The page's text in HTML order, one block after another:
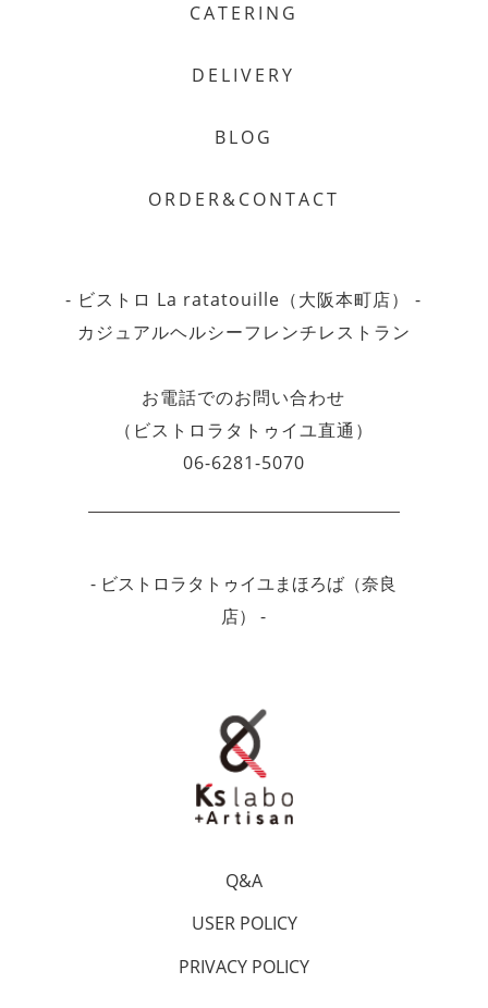
CATERING
DELIVERY
BLOG
ORDER&CONTACT
- ビストロ La ratatouille（大阪本町店） -
カジュアルヘルシーフレンチレストラン
お電話でのお問い合わせ
（ビストロラタトゥイユ直通）
06-6281-5070
- ビストロラタトゥイユまほろば（奈良
店） -
Q&A
USER POLICY
PRIVACY POLICY